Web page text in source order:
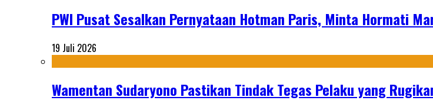
PWI Pusat Sesalkan Pernyataan Hotman Paris, Minta Hormati
19 Juli 2026
Wamentan Sudaryono Pastikan Tindak Tegas Pelaku yang